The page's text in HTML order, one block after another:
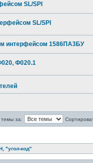
SL/SPI
SL/SPI
интерфейсом 1586ПА3БУ
Ф020.1
темы за:
"угол-код"